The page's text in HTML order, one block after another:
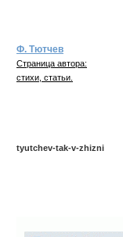
Ф. Тютчев
Страница автора:
стихи, статьи.
tyutchev-tak-v-zhizni